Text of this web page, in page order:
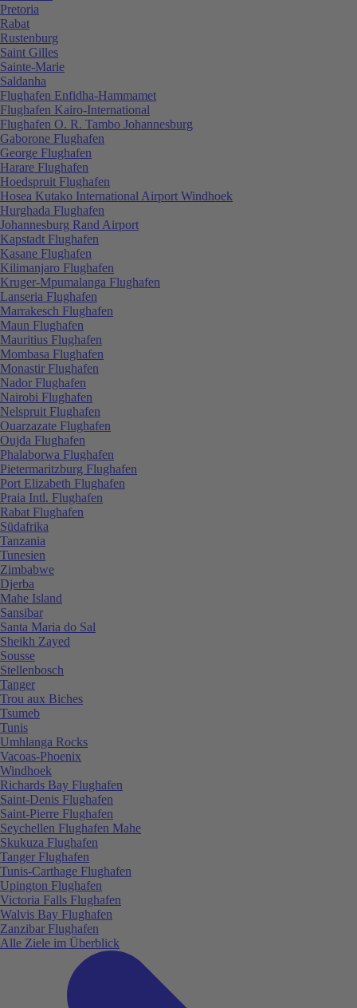
Pretoria
Rabat
Rustenburg
Saint Gilles
Sainte-Marie
Saldanha
Flughafen Enfidha-Hammamet
Flughafen Kairo-International
Flughafen O. R. Tambo Johannesburg
Gaborone Flughafen
George Flughafen
Harare Flughafen
Hoedspruit Flughafen
Hosea Kutako International Airport Windhoek
Hurghada Flughafen
Johannesburg Rand Airport
Kapstadt Flughafen
Kasane Flughafen
Kilimanjaro Flughafen
Kruger-Mpumalanga Flughafen
Lanseria Flughafen
Marrakesch Flughafen
Maun Flughafen
Mauritius Flughafen
Mombasa Flughafen
Monastir Flughafen
Nador Flughafen
Nairobi Flughafen
Nelspruit Flughafen
Ouarzazate Flughafen
Oujda Flughafen
Phalaborwa Flughafen
Pietermaritzburg Flughafen
Port Elizabeth Flughafen
Praia Intl. Flughafen
Rabat Flughafen
Südafrika
Tanzania
Tunesien
Zimbabwe
Djerba
Mahe Island
Sansibar
Santa Maria do Sal
Sheikh Zayed
Sousse
Stellenbosch
Tanger
Trou aux Biches
Tsumeb
Tunis
Umhlanga Rocks
Vacoas-Phoenix
Windhoek
Richards Bay Flughafen
Saint-Denis Flughafen
Saint-Pierre Flughafen
Seychellen Flughafen Mahe
Skukuza Flughafen
Tanger Flughafen
Tunis-Carthage Flughafen
Upington Flughafen
Victoria Falls Flughafen
Walvis Bay Flughafen
Zanzibar Flughafen
Alle Ziele im Überblick